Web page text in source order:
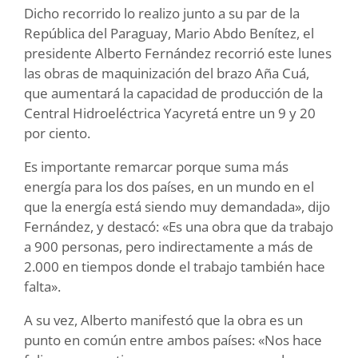
Dicho recorrido lo realizo junto a su par de la
República del Paraguay, Mario Abdo Benítez, el
presidente Alberto Fernández recorrió este lunes
las obras de maquinización del brazo Aña Cuá,
que aumentará la capacidad de producción de la
Central Hidroeléctrica Yacyretá entre un 9 y 20
por ciento.
Es importante remarcar porque suma más
energía para los dos países, en un mundo en el
que la energía está siendo muy demandada», dijo
Fernández, y destacó: «Es una obra que da trabajo
a 900 personas, pero indirectamente a más de
2.000 en tiempos donde el trabajo también hace
falta».
A su vez, Alberto manifestó que la obra es un
punto en común entre ambos países: «Nos hace